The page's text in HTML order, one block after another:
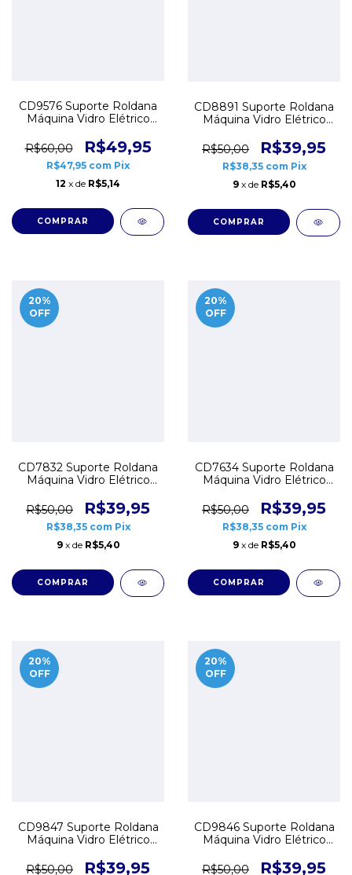
CD9576 Suporte Roldana
Máquina Vidro Elétrico
R$60,00
R$49,95
R$47,95 com Pix
12 x de R$5,14
CD8891 Suporte Roldana
Máquina Vidro Elétrico
R$50,00
R$39,95
R$38,35 com Pix
9 x de R$5,40
20%
OFF
CD7832 Suporte Roldana
Máquina Vidro Elétrico
Esquerdo
R$50,00 R$39,95
R$38,35 com Pix
9 x de R$5,40
20%
OFF
CD7634 Suporte Roldana
Máquina Vidro Elétrico
Direito
R$50,00 R$39,95
R$38,35 com Pix
9 x de R$5,40
20%
OFF
CD9847 Suporte Roldana
Máquina Vidro Elétrico
Traseiro Esquerdo
R$50,00 R$39,95
20%
OFF
CD9846 Suporte Roldana
Máquina Vidro Elétrico
Traseiro Direito
R$50,00 R$39,95